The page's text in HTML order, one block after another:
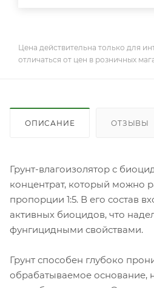
Цена действительна только для
отличаться от цен в розничных
ОПИСАНИЕ ОТЗЫВЫ
Грунт-влагоизолятор с
концентрат, который можно
пропорции 1:5. В его состав
активных биоцидов, что
фунгицидными свойствами.
Грунт способен глубоко
обрабатываемое основание,